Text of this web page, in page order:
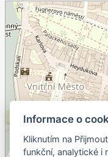
Informace o
Kliknutím na
funkční, analytické i